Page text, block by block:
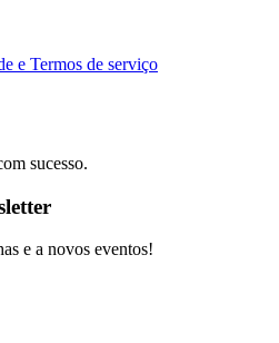
e Termos de serviço
sucesso.
e a novos eventos!